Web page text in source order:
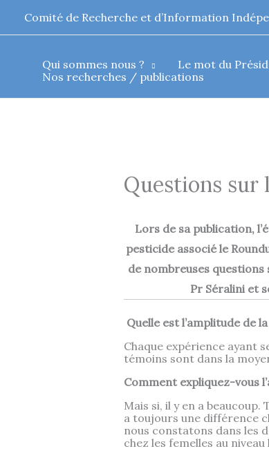
Comité de Recherche et d’Information
Qui sommes nous ? Le mot du
Nos recherches / publications
Questions sur
Lors de sa publication,
pesticide associé le
de nombreuses
Pr Séralini et
Quelle est l’amplitude de
Chaque expérience ayant
témoins sont dans la
Comment expliquez-vous
Mais si, il y en a
a toujours une différence
nous constatons dans les
chez les femelles au